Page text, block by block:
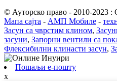
© Ауторско право - 2010-2023 :
Мапа сајта - АМП Мобиле -
Засун са чврстим клином,
засуни, Запорни вентили са
Флексибилни клинасти засун,
Пошаљи е-пошту
x